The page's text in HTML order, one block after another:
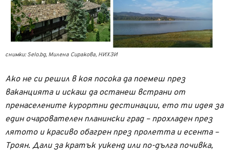
снимки: Selo.bg, Милена Сиракова, НИХЗИ
Ако не си решил в коя посока да поемеш през
ваканцията и искаш да останеш встрани от
пренаселените курортни дестинации, ето ти идея за
един очарователен планински град – прохладен през
лятото и красиво обагрен през пролетта и есента –
Троян. Дали за кратък уикенд или по-дълга почивка,